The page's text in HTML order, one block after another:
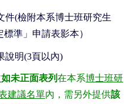
件(檢附本系博士班研究生
標準」申請表影本）
說明(3頁以內)
如未正面表列在本系博士班研
建議名單內，需另外提供該